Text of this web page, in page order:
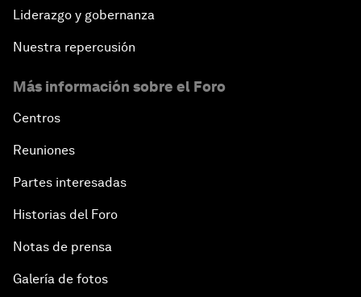
Liderazgo y gobernanza
Nuestra repercusión
Más información sobre el Foro
Centros
Reuniones
Partes interesadas
Historias del Foro
Notas de prensa
Galería de fotos